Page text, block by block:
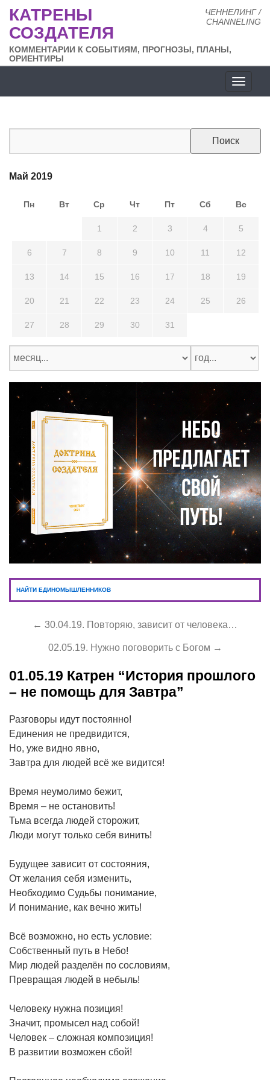
ЧЕННЕЛИНГ /
CHANNELING
КАТРЕНЫ
СОЗДАТЕЛЯ
КОММЕНТАРИИ К СОБЫТИЯМ, ПРОГНОЗЫ, ПЛАНЫ,
ОРИЕНТИРЫ
сайта
Май 2019
Пн Вт Ср Чт Пт Сб Вс
1 2 3 4 5
6 7 8 9 10 11 12
13 14 15 16 17 18 19
20 21 22 23 24 25 26
27 28 29 30 31
НАЙТИ ЕДИНОМЫШЛЕННИКОВ
← 30.04.19. Повторяю, зависит от человека…
02.05.19. Нужно поговорить с Богом →
01.05.19 Катрен “История прошлого
– не помощь для Завтра”
Разговоры идут постоянно!
Единения не предвидится,
Но, уже видно явно,
Завтра для людей всё же видится!
Время неумолимо бежит,
Время – не остановить!
Тьма всегда людей сторожит,
Люди могут только себя винить!
Будущее зависит от состояния,
От желания себя изменить,
Необходимо Судьбы понимание,
И понимание, как вечно жить!
Всё возможно, но есть условие:
Собственный путь в Небо!
Мир людей разделён по сословиям,
Превращая людей в небыль!
Человеку нужна позиция!
Значит, промысел над собой!
Человек – сложная композиция!
В развитии возможен сбой!